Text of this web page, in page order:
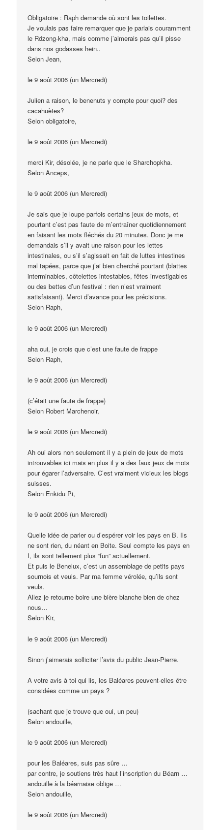
Obligatoire : Raph demande où sont les toilettes.
Je voulais pas faire remarquer que je parlais couramment
le Rdzong-kha, mais comme j’aimerais pas qu’il pisse
dans nos godasses hein..
Selon Jean,
le 9 août 2006 (un Mercredi)
Julien a raison, le benenuts y compte pour quoi? des
cacahuètes?
Selon obligatoire,
le 9 août 2006 (un Mercredi)
merci Kir, désolée, je ne parle que le Sharchopkha.
Selon Anceps,
le 9 août 2006 (un Mercredi)
Je sais que je loupe parfois certains jeux de mots, et
pourtant c’est pas faute de m’entraîner quotidiennement
en faisant les mots fléchés du 20 minutes. Donc je me
demandais s’il y avait une raison pour les lettes
intestinales, ou s’il s’agissait en fait de luttes intestines
mal tapées, parce que j’ai bien cherché pourtant (blattes
interminables, côtelettes intestables, fêtes investigables
ou des bettes d’un festival : rien n’est vraiment
satisfaisant). Merci d’avance pour les précisions.
Selon Raph,
le 9 août 2006 (un Mercredi)
aha oui, je crois que c’est une faute de frappe
Selon Raph,
le 9 août 2006 (un Mercredi)
(c’était une faute de frappe)
Selon Robert Marchenoir,
le 9 août 2006 (un Mercredi)
Ah oui alors non seulement il y a plein de jeux de mots
introuvables ici mais en plus il y a des faux jeux de mots
pour égarer l’adversaire. C’est vraiment vicieux les blogs
suisses.
Selon Enkidu Pi,
le 9 août 2006 (un Mercredi)
Quelle idée de parler ou d’espérer voir les pays en B. Ils
ne sont rien, du néant en Boite. Seul compte les pays en
I, ils sont tellement plus “fun” actuellement.
Et puis le Benelux, c’est un assemblage de petits pays
sournois et veuls. Par ma femme vérolée, qu’ils sont
veuls.
Allez je retourne boire une bière blanche bien de chez
nous…
Selon Kir,
le 9 août 2006 (un Mercredi)
Sinon j’aimerais solliciter l’avis du public Jean-Pierre.
A votre avis à toi qui lis, les Baléares peuvent-elles être
considées comme un pays ?
(sachant que je trouve que oui, un peu)
Selon andouille,
le 9 août 2006 (un Mercredi)
pour les Baléares, suis pas sûre …
par contre, je soutiens très haut l’inscription du Béarn …
andouille à la béarnaise oblige …
Selon andouille,
le 9 août 2006 (un Mercredi)